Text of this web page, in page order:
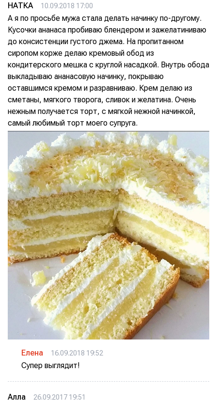
НАТКА 10.09.2018 17:00
А я по просьбе мужа стала делать начинку по-другому.
Кусочки ананаса пробиваю блендером и зажелатиниваю
до консистенции густого джема. На пропитанном
сиропом корже делаю кремовый обод из
кондитерского мешка с круглой насадкой. Внутрь обода
выкладываю ананасовую начинку, покрываю
оставшимся кремом и разравниваю. Крем делаю из
сметаны, мягкого творога, сливок и желатина. Очень
нежным получается торт, с мягкой нежной начинкой,
самый любимый торт моего супруга.
Елена 16.09.2018 19:52
Супер выглядит!
Алла 26.09.2017 19:51